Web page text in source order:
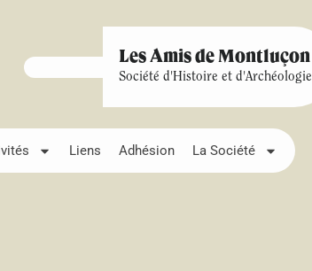
Les Amis de Montluçon
Société d'Histoire et d'Archéologie
Liens Adhésion La Société